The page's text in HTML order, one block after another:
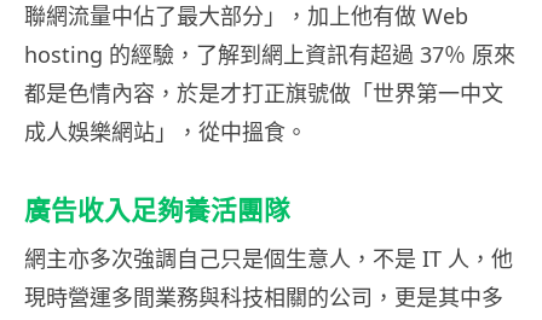
聯網流量中佔了最大部分」，加上他有做 Web
hosting 的經驗，了解到網上資訊有超過 37％ 原來
都是色情內容，於是才打正旗號做「世界第一中文
成人娛樂網站」，從中搵食。
廣告收入足夠養活團隊
網主亦多次強調自己只是個生意人，不是 IT 人，他
現時營運多間業務與科技相關的公司，更是其中多